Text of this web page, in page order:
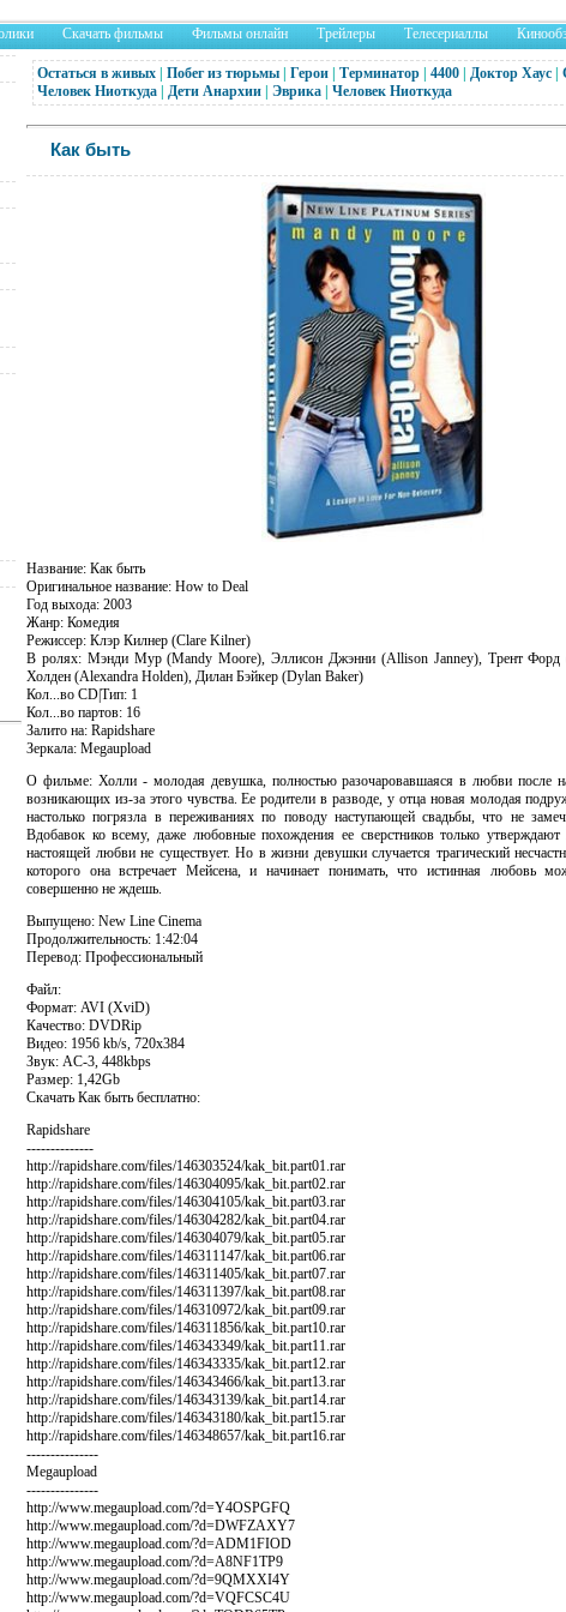
Скачать фильмы Фильмы онлайн Трейлеры Телесериаллы
Остаться в живых Побег из тюрьмы Герои Терминатор 4400 Доктор Хаус
Человек Ниоткуда
Дети Анархии Эврика Человек Ниоткуда
Как быть
Название: Как быть
Оригинальное название: How to Deal
Год выхода: 2003
Жанр: Комедия
Режиссер: Клэр Килнер (Clare Kilner)
В ролях: Мэнди Мур (Mandy Moore), Эллисон Джэнни (Allison Janney), Трент Форд
Холден (Alexandra Holden), Дилан Бэйкер (Dylan Baker)
Кол...во CD|Тип: 1
Кол...во партов: 16
Залито на: Rapidshare
Зеркала: Megaupload
О фильме: Холли - молодая девушка, полностью разочаровавшаяся в любви после
возникающих из-за этого чувства. Ее родители в разводе, у отца новая молодая
настолько погрязла в переживаниях по поводу наступающей свадьбы, что не
Вдобавок ко всему, даже любовные похождения ее сверстников только
настоящей любви не существует. Но в жизни девушки случается трагический
которого она встречает Мейсена, и начинает понимать, что истинная любовь
совершенно не ждешь.
Выпущено: New Line Cinema
Продолжительность: 1:42:04
Перевод: Профессиональный
Файл:
Формат: AVI (XviD)
Качество: DVDRip
Видео: 1956 kb/s, 720x384
Звук: AC-3, 448kbps
Размер: 1,42Gb
Скачать Как быть бесплатно:
Rapidshare
--------------
http://rapidshare.com/files/146303524/kak_bit.part01.rar
http://rapidshare.com/files/146304095/kak_bit.part02.rar
http://rapidshare.com/files/146304105/kak_bit.part03.rar
http://rapidshare.com/files/146304282/kak_bit.part04.rar
http://rapidshare.com/files/146304079/kak_bit.part05.rar
http://rapidshare.com/files/146311147/kak_bit.part06.rar
http://rapidshare.com/files/146311405/kak_bit.part07.rar
http://rapidshare.com/files/146311397/kak_bit.part08.rar
http://rapidshare.com/files/146310972/kak_bit.part09.rar
http://rapidshare.com/files/146311856/kak_bit.part10.rar
http://rapidshare.com/files/146343349/kak_bit.part11.rar
http://rapidshare.com/files/146343335/kak_bit.part12.rar
http://rapidshare.com/files/146343466/kak_bit.part13.rar
http://rapidshare.com/files/146343139/kak_bit.part14.rar
http://rapidshare.com/files/146343180/kak_bit.part15.rar
http://rapidshare.com/files/146348657/kak_bit.part16.rar
---------------
Megaupload
---------------
http://www.megaupload.com/?d=Y4OSPGFQ
http://www.megaupload.com/?d=DWFZAXY7
http://www.megaupload.com/?d=ADM1FIOD
http://www.megaupload.com/?d=A8NF1TP9
http://www.megaupload.com/?d=9QMXXI4Y
http://www.megaupload.com/?d=VQFCSC4U